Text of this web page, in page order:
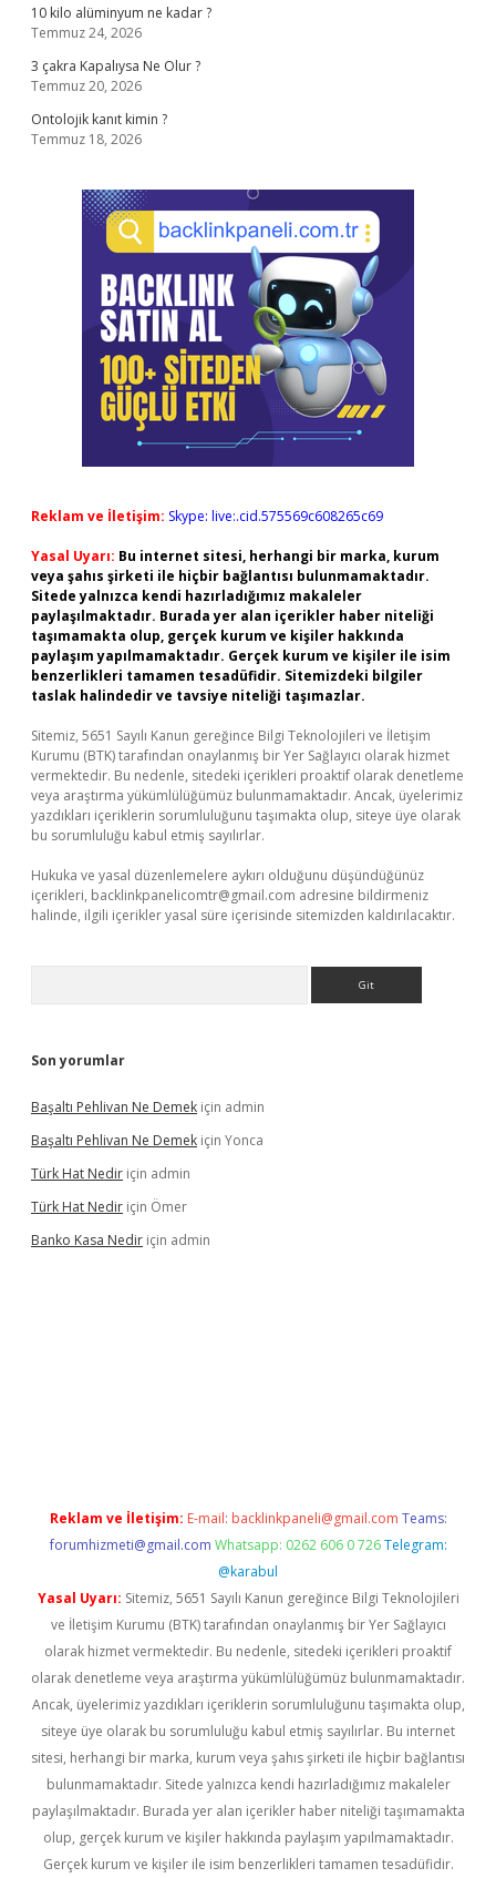
10 kilo alüminyum ne kadar ?
Temmuz 24, 2026
3 çakra Kapalıysa Ne Olur ?
Temmuz 20, 2026
Ontolojik kanıt kimin ?
Temmuz 18, 2026
Reklam ve İletişim: Skype: live:.cid.575569c608265c69
Yasal Uyarı: Bu internet sitesi, herhangi bir marka, kurum
veya şahıs şirketi ile hiçbir bağlantısı bulunmamaktadır.
Sitede yalnızca kendi hazırladığımız makaleler
paylaşılmaktadır. Burada yer alan içerikler haber niteliği
taşımamakta olup, gerçek kurum ve kişiler hakkında
paylaşım yapılmamaktadır. Gerçek kurum ve kişiler ile isim
benzerlikleri tamamen tesadüfidir. Sitemizdeki bilgiler
taslak halindedir ve tavsiye niteliği taşımazlar.
Sitemiz, 5651 Sayılı Kanun gereğince Bilgi Teknolojileri ve İletişim
Kurumu (BTK) tarafından onaylanmış bir Yer Sağlayıcı olarak hizmet
vermektedir. Bu nedenle, sitedeki içerikleri proaktif olarak denetleme
veya araştırma yükümlülüğümüz bulunmamaktadır. Ancak, üyelerimiz
yazdıkları içeriklerin sorumluluğunu taşımakta olup, siteye üye olarak
bu sorumluluğu kabul etmiş sayılırlar.
Hukuka ve yasal düzenlemelere aykırı olduğunu düşündüğünüz
içerikleri, backlinkpanelicomtr@gmail.com adresine bildirmeniz
halinde, ilgili içerikler yasal süre içerisinde sitemizden kaldırılacaktır.
Son yorumlar
Başaltı Pehlivan Ne Demek için admin
Başaltı Pehlivan Ne Demek için Yonca
Türk Hat Nedir için admin
Türk Hat Nedir için Ömer
Banko Kasa Nedir için admin
Reklam ve İletişim: E-mail: backlinkpaneli@gmail.com Teams:
forumhizmeti@gmail.com Whatsapp: 0262 606 0 726 Telegram:
@karabul
Yasal Uyarı: Sitemiz, 5651 Sayılı Kanun gereğince Bilgi Teknolojileri
ve İletişim Kurumu (BTK) tarafından onaylanmış bir Yer Sağlayıcı
olarak hizmet vermektedir. Bu nedenle, sitedeki içerikleri proaktif
olarak denetleme veya araştırma yükümlülüğümüz bulunmamaktadır.
Ancak, üyelerimiz yazdıkları içeriklerin sorumluluğunu taşımakta olup,
siteye üye olarak bu sorumluluğu kabul etmiş sayılırlar. Bu internet
sitesi, herhangi bir marka, kurum veya şahıs şirketi ile hiçbir bağlantısı
bulunmamaktadır. Sitede yalnızca kendi hazırladığımız makaleler
paylaşılmaktadır. Burada yer alan içerikler haber niteliği taşımamakta
olup, gerçek kurum ve kişiler hakkında paylaşım yapılmamaktadır.
Gerçek kurum ve kişiler ile isim benzerlikleri tamamen tesadüfidir.